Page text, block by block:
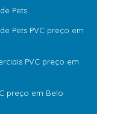
Pets
Pets PVC preço em
PVC preço em
preço em Belo